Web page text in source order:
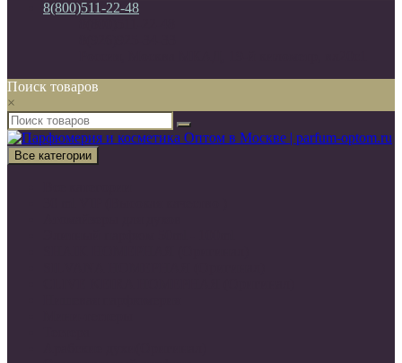
8(800)511-22-48
Поиск товаров
×
Все категории